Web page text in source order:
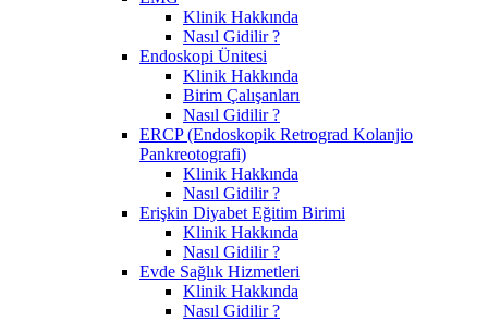
Klinik Hakkında
Nasıl Gidilir ?
Endoskopi Ünitesi
Klinik Hakkında
Birim Çalışanları
Nasıl Gidilir ?
ERCP (Endoskopik Retrograd Kolanjio
Pankreotografi)
Klinik Hakkında
Nasıl Gidilir ?
Erişkin Diyabet Eğitim Birimi
Klinik Hakkında
Nasıl Gidilir ?
Evde Sağlık Hizmetleri
Klinik Hakkında
Nasıl Gidilir ?